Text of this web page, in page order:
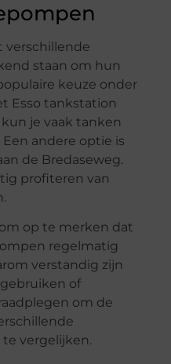
verschillende
staan om hun
keuze onder
Esso tankstation
je vaak tanken
andere optie is
de Bredaseweg.
profiteren van
op te merken dat
regelmatig
verstandig zijn
of
om de
vergelijken.